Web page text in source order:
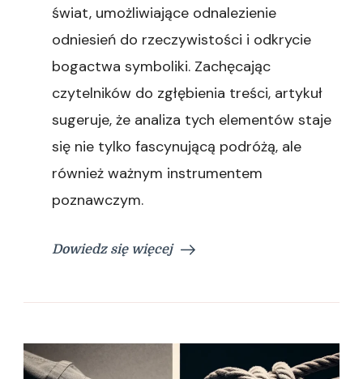
świat, umożliwiające odnalezienie
odniesień do rzeczywistości i odkrycie
bogactwa symboliki. Zachęcając
czytelników do zgłębienia treści, artykuł
sugeruje, że analiza tych elementów staje
się nie tylko fascynującą podróżą, ale
również ważnym instrumentem
poznawczym.
Dowiedz się więcej